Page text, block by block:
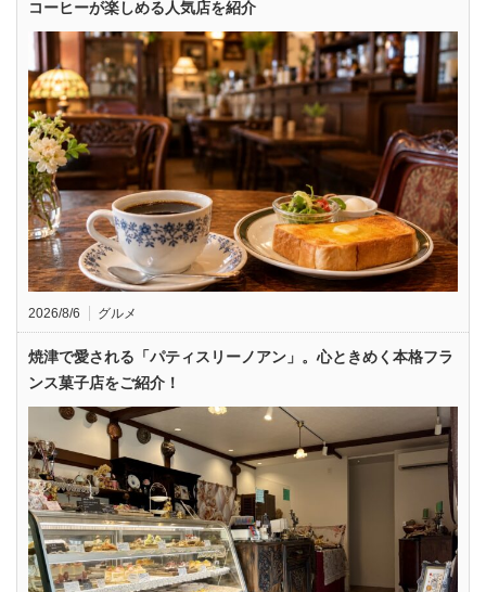
コーヒーが楽しめる人気店を紹介
2026/8/6 グルメ
焼津で愛される「パティスリーノアン」。心ときめく本格フラ
ンス菓子店をご紹介！